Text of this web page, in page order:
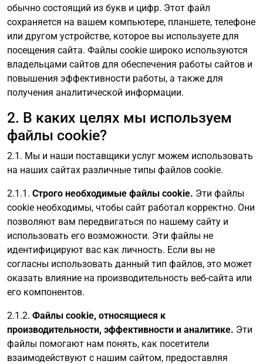
обычно состоящий из букв и цифр. Этот файл
сохраняется на вашем компьютере, планшете, телефоне
или другом устройстве, которое вы используете для
посещения сайта. Файлы cookie широко используются
владельцами сайтов для обеспечения работы сайтов и
повышения эффективности работы, а также для
получения аналитической информации.
2. В каких целях мы используем
файлы cookie?
2.1. Мы и наши поставщики услуг можем использовать
на наших сайтах различные типы файлов cookie.
2.1.1. Строго необходимые файлы cookie. Эти файлы
cookie необходимы, чтобы сайт работал корректно. Они
позволяют вам передвигаться по нашему сайту и
использовать его возможности. Эти файлы не
идентифицируют вас как личность. Если вы не
согласны использовать данный тип файлов, это может
оказать влияние на производительность веб-сайта или
его компонентов.
2.1.2. Файлы cookie, относящиеся к
производительности, эффективности и аналитике. Эти
файлы помогают нам понять, как посетители
взаимодействуют с нашим сайтом, предоставляя